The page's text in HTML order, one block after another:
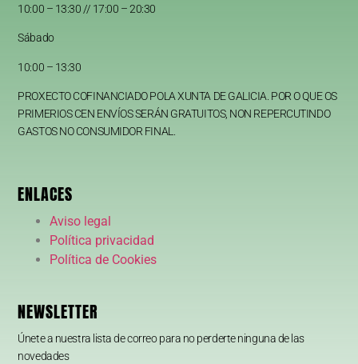
10:00 – 13:30 // 17:00 – 20:30
Sábado
10:00 – 13:30
PROXECTO COFINANCIADO POLA XUNTA DE GALICIA. POR O QUE OS
PRIMERIOS CEN ENVÍOS SERÁN GRATUITOS, NON REPERCUTINDO
GASTOS NO CONSUMIDOR FINAL.
ENLACES
Aviso legal
Política privacidad
Política de Cookies
NEWSLETTER
Únete a nuestra lista de correo para no perderte ninguna de las
novedades